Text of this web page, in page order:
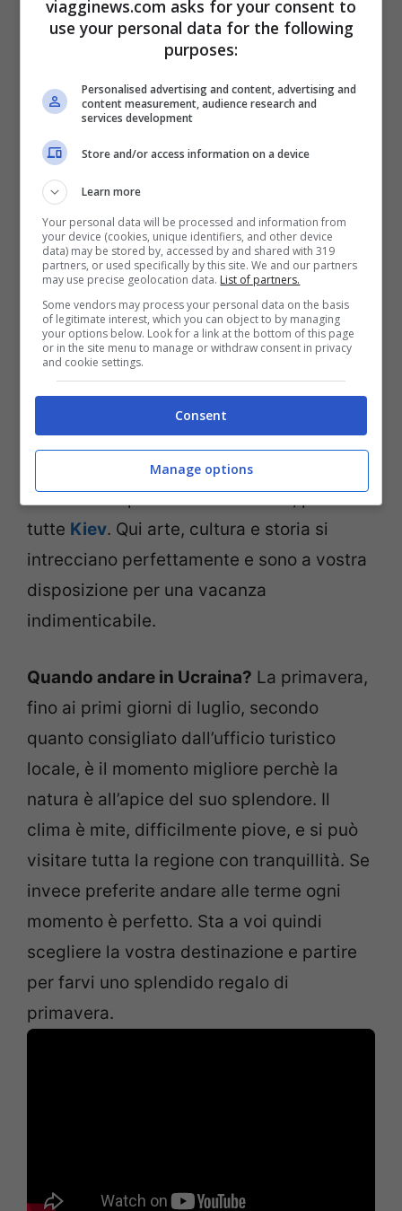
Schonbornsnel 1980 voluto dal conte
Friedrich Erwin Schönborn-Buheymom,
Il castello èunico al mondo perchè è tutto
realizzato secondo leggi astronomiche:
sono 365 finestre quanti i giorni dell’anno;
52 camere e camini che sono il numero
delle settimane in un anno; 12 porte come i
mesi e 4 torri, simbolo delle stagioni.
Attorno al castello ci sono invece gli
splendidi giardini e un lago artificiale la cui
forma ricorda quella dell’Impero Austro-
Ungarico prima della Seconda Guerra
Il tutto senza contare le tante città
turistiche importanti dell’Ucraina, prima fra
tutte Kiev. Qui arte, cultura e storia si
intrecciano perfettamente e sono a vostra
disposizione per una vacanza
indimenticabile.
Quando andare in Ucraina? La primavera,
fino ai primi giorni di luglio, secondo
quanto consigliato dall’ufficio turistico
locale, è il momento migliore perchè la
natura è all’apice del suo splendore. Il
clima è mite, difficilmente piove, e si può
visitare tutta la regione con tranquillità. Se
invece preferite andare alle terme ogni
momento è perfetto. Sta a voi quindi
scegliere la vostra destinazione e partire
per farvi uno splendido regalo di
primavera.
viagginews.com asks for your consent to
use your personal data for the following
purposes:
Personalised advertising and content, advertising and
content measurement, audience research and
services development
Store and/or access information on a device
Learn more
Your personal data will be processed and information from
your device (cookies, unique identifiers, and other device
data) may be stored by, accessed by and shared with 319
partners, or used specifically by this site. We and our partners
may use precise geolocation data. List of partners.
Some vendors may process your personal data on the basis
of legitimate interest, which you can object to by managing
your options below. Look for a link at the bottom of this page
or in the site menu to manage or withdraw consent in privacy
and cookie settings.
Consent
Manage options